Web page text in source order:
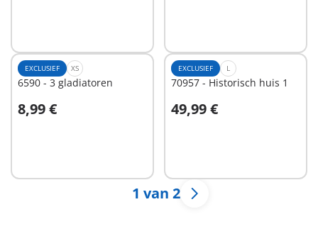
EXCLUSIEF XS
6590 - 3 gladiatoren
8,99 €
In winkelwagen
EXCLUSIEF L
70957 - Historisch huis 1
49,99 €
In winkelwagen
1 van 2